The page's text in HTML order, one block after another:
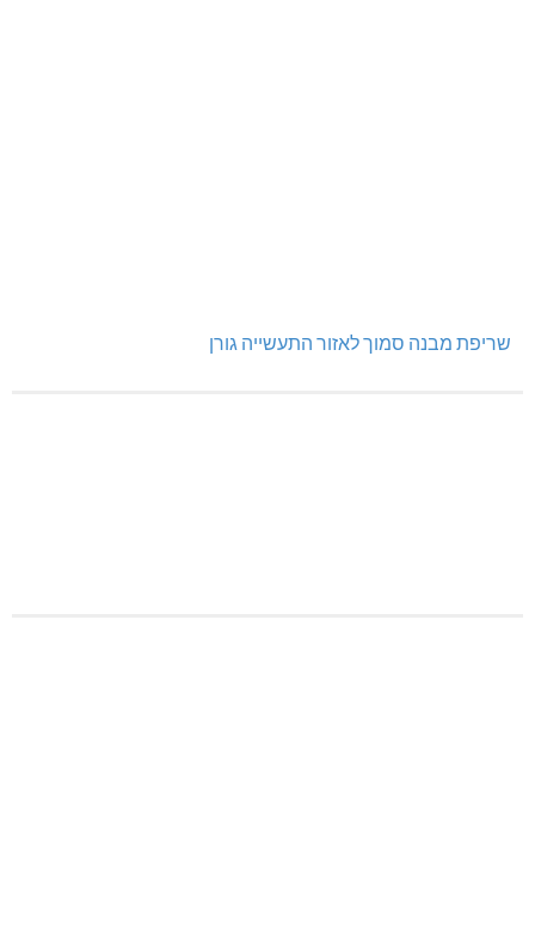
שריפת מבנה סמוך לאזור התעשייה גורן